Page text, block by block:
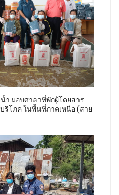
ำ มอบศาลาที่พักผู้โดยสาร
ริโภค ในพื้นที่ภาคเหนือ (สาย